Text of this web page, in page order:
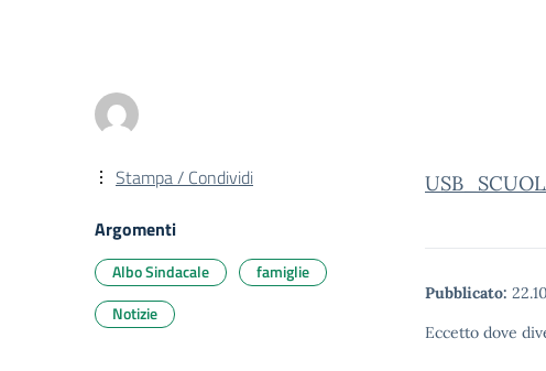
Pubblicato:
Eccetto dove
Stampa / Condividi
Argomenti
Albo Sindacale
famiglie
Notizie